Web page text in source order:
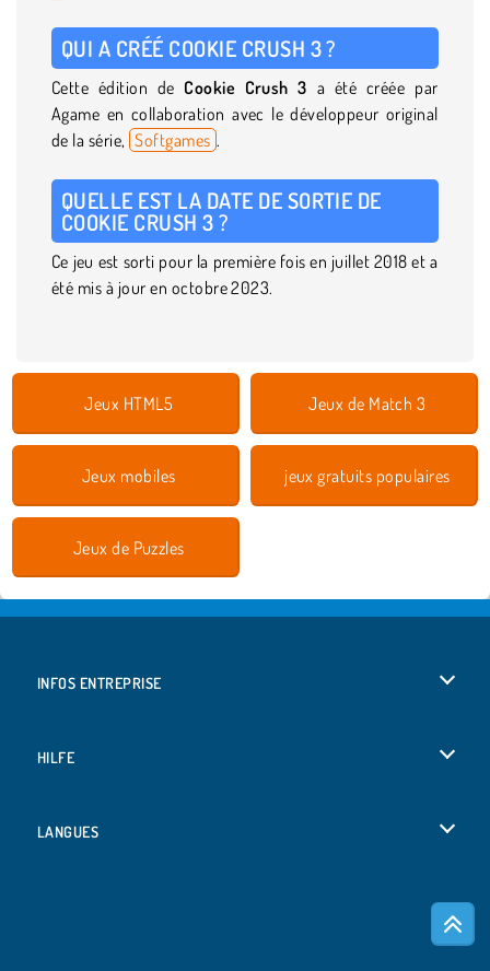
QUI A CRÉÉ COOKIE CRUSH 3 ?
Cette édition de Cookie Crush 3 a été créée par
Agame en collaboration avec le développeur original
de la série, Softgames .
QUELLE EST LA DATE DE SORTIE DE
COOKIE CRUSH 3 ?
Ce jeu est sorti pour la première fois en juillet 2018 et a
été mis à jour en octobre 2023.
Jeux HTML5 Jeux de Match 3
Jeux mobiles jeux gratuits populaires
Jeux de Puzzles
INFOS ENTREPRISE
HILFE
LANGUES